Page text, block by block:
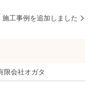
施工事例を追加しました
限会社オガタ